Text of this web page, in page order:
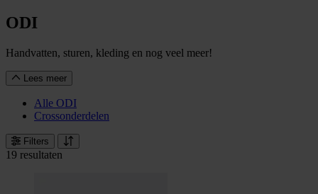
ODI
Handvatten, sturen, kleding en nog veel meer!
Lees meer
Alle ODI
Crossonderdelen
Filters
19 resultaten